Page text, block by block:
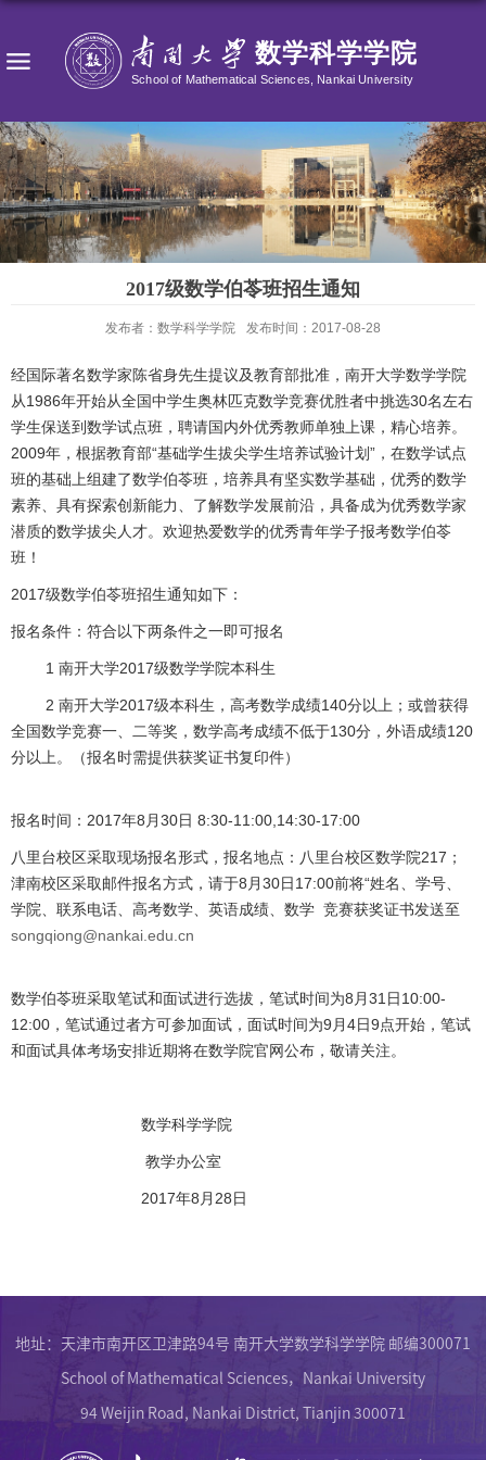
2017级数学伯苓班招生通知
发布者：数学科学学院 发布时间：2017-08-28
经国际著名数学家陈省身先生提议及教育部批准，南开大学数学学院
从1986年开始从全国中学生奥林匹克数学竞赛优胜者中挑选30名左右
学生保送到数学试点班，聘请国内外优秀教师单独上课，精心培养。
2009年，根据教育部“基础学生拔尖学生培养试验计划”，在数学试点
班的基础上组建了数学伯苓班，培养具有坚实数学基础，优秀的数学
素养、具有探索创新能力、了解数学发展前沿，具备成为优秀数学家
潜质的数学拔尖人才。欢迎热爱数学的优秀青年学子报考数学伯苓
班！
2017级数学伯苓班招生通知如下：
报名条件：符合以下两条件之一即可报名
1 南开大学2017级数学学院本科生
2 南开大学2017级本科生，高考数学成绩140分以上；或曾获得
全国数学竞赛一、二等奖，数学高考成绩不低于130分，外语成绩120
分以上。（报名时需提供获奖证书复印件）
报名时间：2017年8月30日 8:30-11:00,14:30-17:00
八里台校区采取现场报名形式，报名地点：八里台校区数学院217；
津南校区采取邮件报名方式，请于8月30日17:00前将“姓名、学号、
学院、联系电话、高考数学、英语成绩、数学 竞赛获奖证书发送至
songqiong@nankai.edu.cn
数学伯苓班采取笔试和面试进行选拔，笔试时间为8月31日10:00-
12:00，笔试通过者方可参加面试，面试时间为9月4日9点开始，笔试
和面试具体考场安排近期将在数学院官网公布，敬请关注。
数学科学学院
教学办公室
2017年8月28日
地址：天津市南开区卫津路94号 南开大学数学科学学院 邮编300071
School of Mathematical Sciences，Nankai University
94 Weijin Road, Nankai District, Tianjin 300071